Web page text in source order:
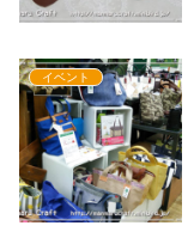
イベント